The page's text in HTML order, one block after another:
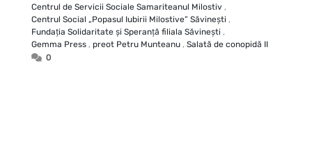
Centrul de Servicii Sociale Samariteanul Milostiv ,
Centrul Social „Popasul Iubirii Milostive” Săvineşti ,
Fundaţia Solidaritate şi Speranţă filiala Săvineşti ,
Gemma Press , preot Petru Munteanu , Salată de conopidă II
0